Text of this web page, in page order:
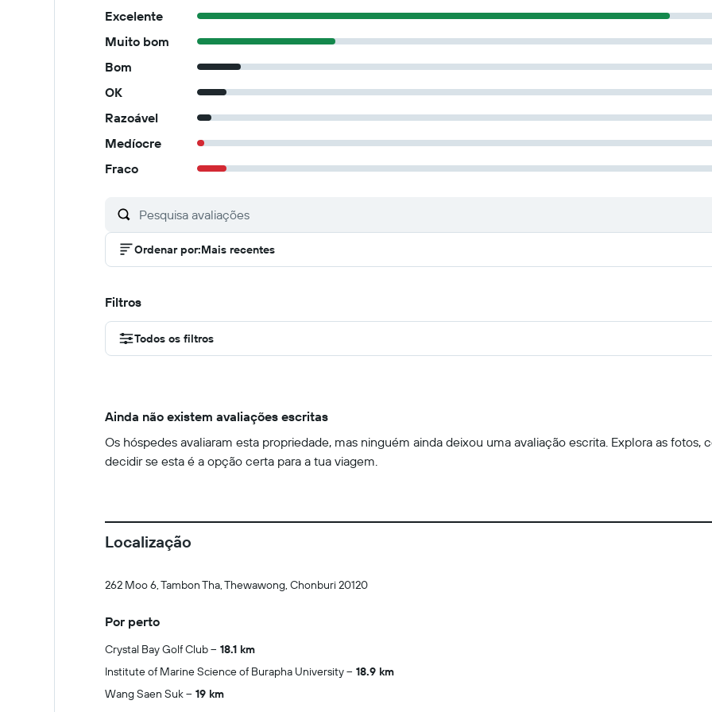
Excelente
Muito bom
Bom
OK
Razoável
Medíocre
Fraco
Ordenar por:Mais recentes
Filtros
Todos os filtros
Ainda não existem avaliações escritas
Os hóspedes avaliaram esta propriedade, mas ninguém ainda deixou uma avaliação escrita. Explora as fotos,
decidir se esta é a opção certa para a tua viagem.
Localização
262 Moo 6, Tambon Tha, Thewawong, Chonburi 20120
Por perto
Crystal Bay Golf Club
18.1 km
Institute of Marine Science of Burapha University
18.9 km
Wang Saen Suk
19 km